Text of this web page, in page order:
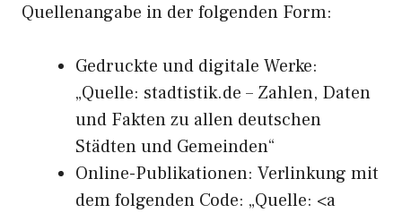
Quellenangabe in der folgenden Form:
Gedruckte und digitale Werke:
„Quelle: stadtistik.de – Zahlen, Daten
und Fakten zu allen deutschen
Städten und Gemeinden“
Online-Publikationen: Verlinkung mit
dem folgenden Code: „Quelle: <a